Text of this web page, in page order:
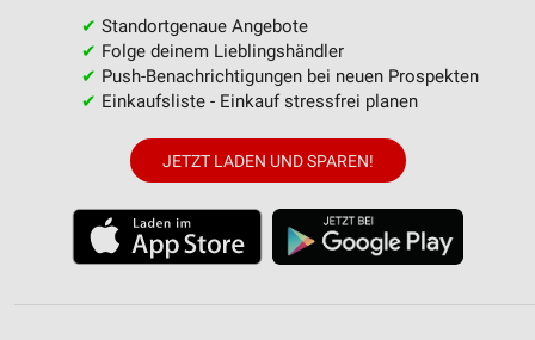
✔ Standortgenaue Angebote
✔ Folge deinem Lieblingshändler
✔ Push-Benachrichtigungen bei neuen Prospekten
✔ Einkaufsliste - Einkauf stressfrei planen
JETZT LADEN UND SPAREN!